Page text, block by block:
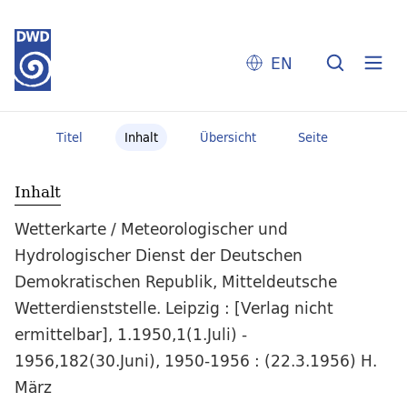
EN
Titel Inhalt Übersicht Seite
Inhalt
Wetterkarte / Meteorologischer und
Hydrologischer Dienst der Deutschen
Demokratischen Republik, Mitteldeutsche
Wetterdienststelle. Leipzig : [Verlag nicht
ermittelbar], 1.1950,1(1.Juli) -
1956,182(30.Juni), 1950-1956 : (22.3.1956) H.
März